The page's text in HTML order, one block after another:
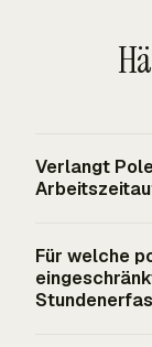
Verlangt
verpflichtet
Mitarbeitern für
Für welche